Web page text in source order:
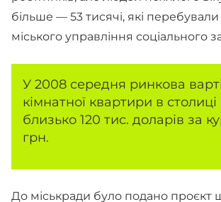
більше — 53 тисячі, які перебували
міського управління соціального
У 2008 середня ринкова
кімнатної квартири в столиці
близько 120 тис. доларів за
грн.
До міськради було подано проєкт